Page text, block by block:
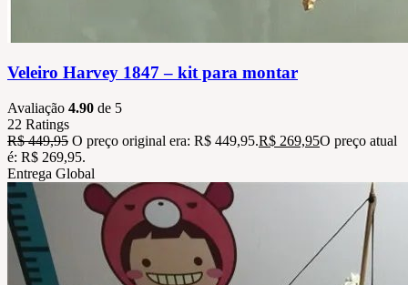
Veleiro Harvey 1847 – kit para montar
Avaliação 4.90 de 5
22 Ratings
R$449,95 O preço original era: R$ 449,95.R$ 269,95O preço atual
é: R$ 269,95.
Entrega Global